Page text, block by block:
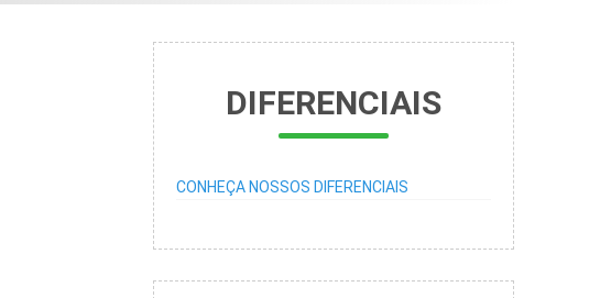
DIFERENCIAIS
CONHEÇA NOSSOS DIFERENCIAIS